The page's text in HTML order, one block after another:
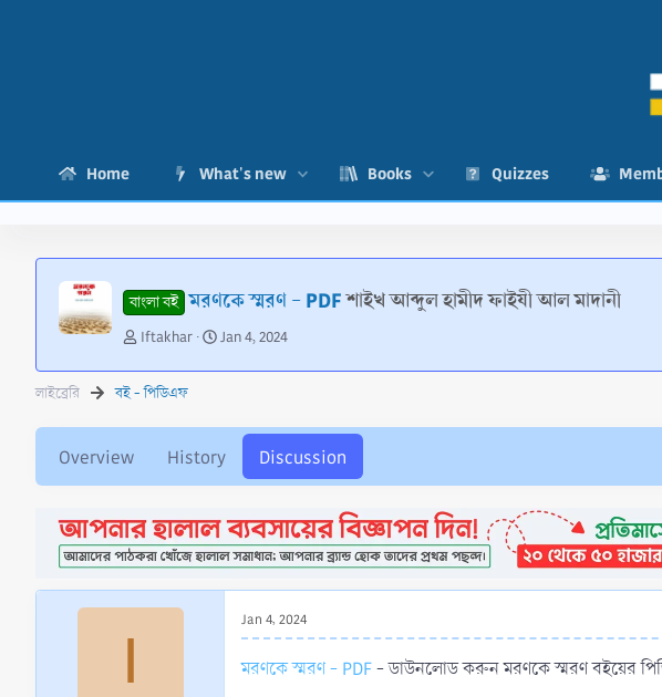
Home What's new Books Quizzes
বাংলা বই মরণকে স্মরণ - PDFশাইখ আব্দুল হামীদ ফাইযী আল মাদানী
T
r
e
t
r
t
e
r
Iftakhar
S
a
a
t
Jan 4, 2024
লাইব্রেরি বই - পিডিএফ
Overview History Discussion
I
Jan 4, 2024
মরণকে স্মরণ - PDF- ডাউনলোড করুন মরণকে স্মরণ বইয়ের